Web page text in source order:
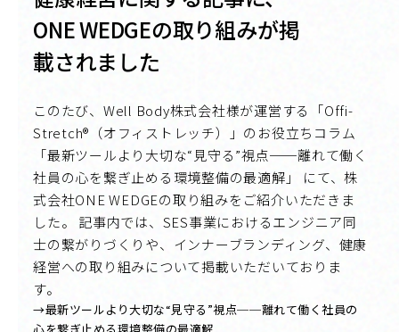
ONE WEDGEの取り組みが掲
載されました
このたび、Well Body株式会社様が運営する「Offi-
Stretch®（オフィストレッチ）」のお役立ちコラム
「最新ツールより大切な“見守る”視点──離れて働く
社員の心を繋ぎ止める環境整備の最適解」 にて、株
式会社ONE WEDGEの取り組みをご紹介いただきま
した。 記事内では、SES事業におけるエンジニア同
士の繋がりづくりや、インナーブランディング、健康
経営への取り組みについて掲載いただいておりま
す。
→最新ツールより大切な“見守る”視点──離れて働く社員の
心を繋ぎ止める環境整備の最適解